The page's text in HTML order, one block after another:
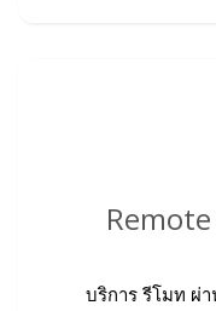
บริการ รีโมท ผ่